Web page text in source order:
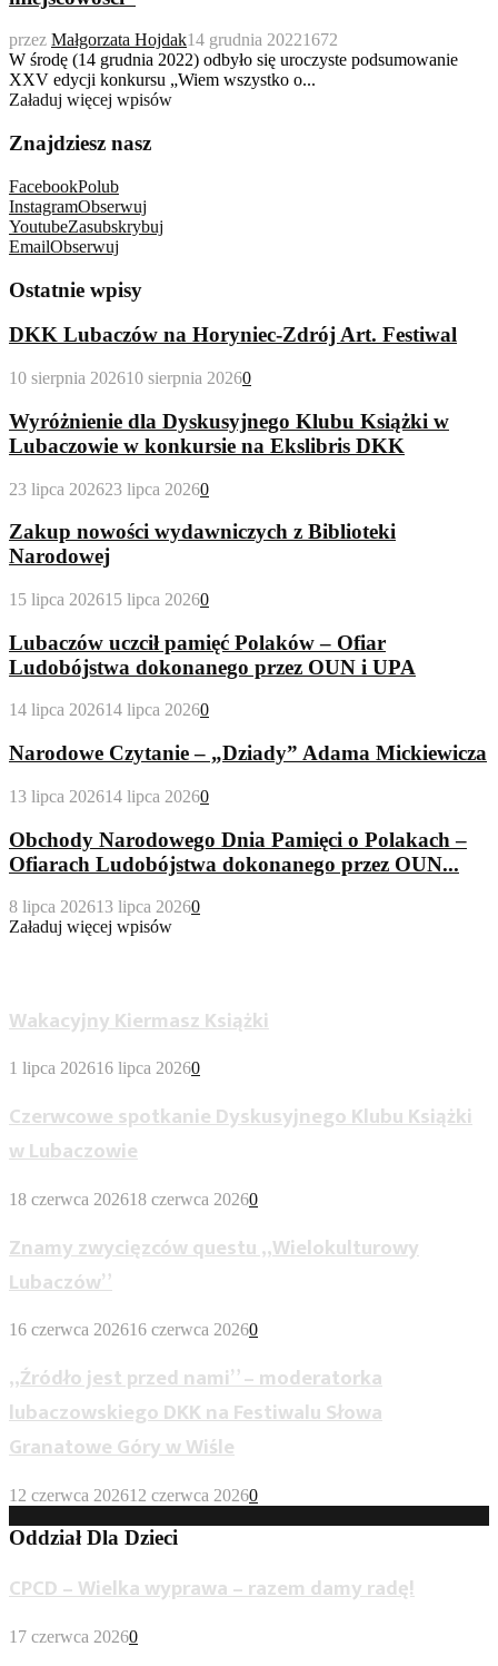
Znajdziesz nasz
FacebookPolub
InstagramObserwuj
YoutubeZasubskrybuj
EmailObserwuj
Ostatnie wpisy
DKK Lubaczów na Horyniec-Zdrój Art. Festiwal
10 sierpnia 202610 sierpnia 20260
Wyróżnienie dla Dyskusyjnego Klubu Książki w
Lubaczowie w konkursie na Ekslibris DKK
23 lipca 202623 lipca 20260
Zakup nowości wydawniczych z Biblioteki
Narodowej
15 lipca 202615 lipca 20260
Lubaczów uczcił pamięć Polaków – Ofiar
Ludobójstwa dokonanego przez OUN i UPA
14 lipca 202614 lipca 20260
Narodowe Czytanie – „Dziady” Adama Mickiewicza
13 lipca 202614 lipca 20260
Obchody Narodowego Dnia Pamięci o Polakach –
Ofiarach Ludobójstwa dokonanego przez OUN...
8 lipca 202613 lipca 20260
Załaduj więcej wpisów
przez Małgorzata Hojdak14 grudnia 20221672
W środę (14 grudnia 2022) odbyło się uroczyste podsumowanie
XXV edycji konkursu „Wiem wszystko o...
Załaduj więcej wpisów
Wakacyjny Kiermasz Książki
1 lipca 202616 lipca 20260
Czerwcowe spotkanie Dyskusyjnego Klubu Książki
w Lubaczowie
18 czerwca 202618 czerwca 20260
Znamy zwycięzców questu „Wielokulturowy
Lubaczów”
16 czerwca 202616 czerwca 20260
„Źródło jest przed nami” – moderatorka
lubaczowskiego DKK na Festiwalu Słowa
Granatowe Góry w Wiśle
12 czerwca 202612 czerwca 20260
Oddział Dla Dzieci
CPCD – Wielka wyprawa – razem damy radę!
17 czerwca 20260